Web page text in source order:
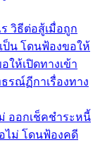
วิธีต่อสู้เมื่อถูก
ป็น โดนฟ้องขอให้
ให้เปิดทางเข้า
รณ์ฏีกาเรื่องทาง
ออกเช็คชำระหนี้
ไม่ โดนฟ้องคดี